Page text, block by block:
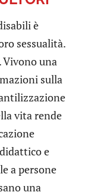
è
sessualità.
Vivono una
sulla
vita rende
e
a persone
una